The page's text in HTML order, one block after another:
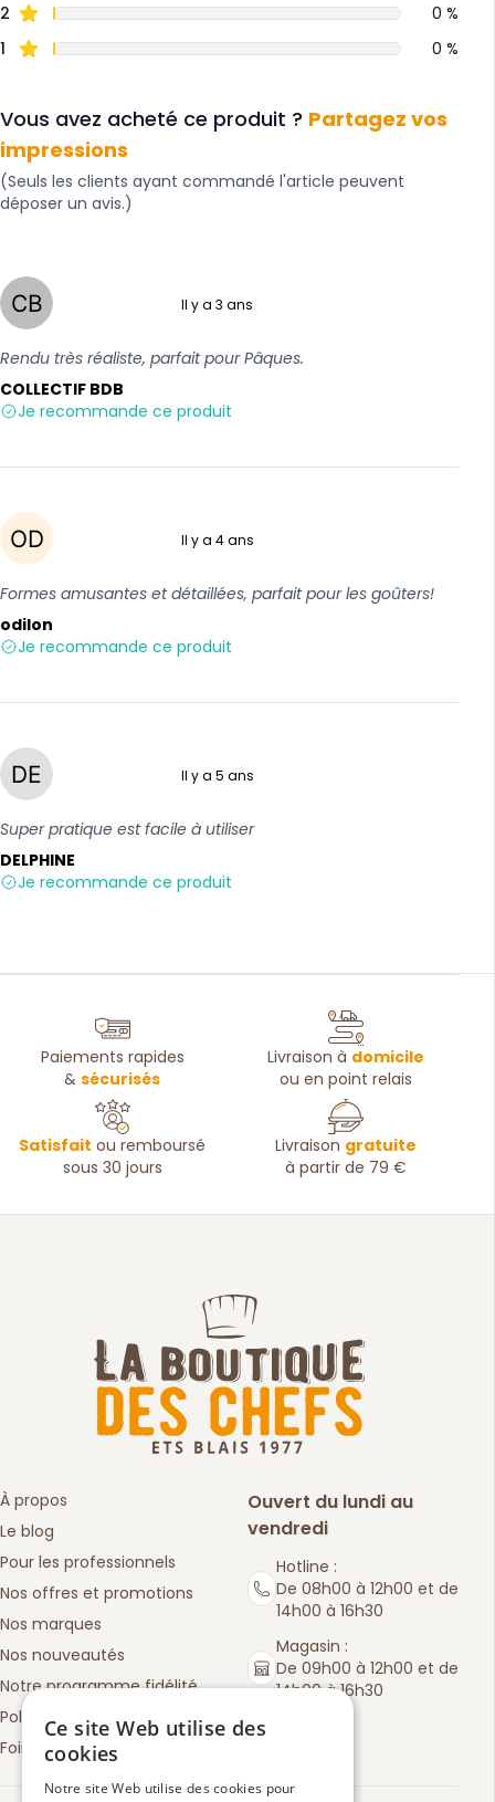
2
0 %
1
0 %
Vous avez acheté ce produit ? Partagez vos
impressions
(Seuls les clients ayant commandé l'article peuvent
déposer un avis.)
Il y a 3 ans
Rendu très réaliste, parfait pour Pâques.
COLLECTIF BDB
Je recommande ce produit
Il y a 4 ans
Formes amusantes et détaillées, parfait pour les goûters!
odilon
Je recommande ce produit
Il y a 5 ans
Super pratique est facile à utiliser
DELPHINE
Je recommande ce produit
Paiements rapides
&sécurisés
Livraison à domicile
ou en point relais
Satisfait ou remboursé
sous 30 jours
Livraison gratuite
à partir de 79 €
À propos
Le blog
Pour les professionnels
Nos offres et promotions
Nos marques
Nos nouveautés
Notre programme fidélité
Politique de retours
Foire aux questions
Ouvert du lundi au
vendredi
Hotline :
De 08h00 à 12h00 et de
14h00 à 16h30
Magasin :
De 09h00 à 12h00 et de
14h00 à 16h30
Ce site Web utilise des
cookies
Notre site Web utilise des cookies pour